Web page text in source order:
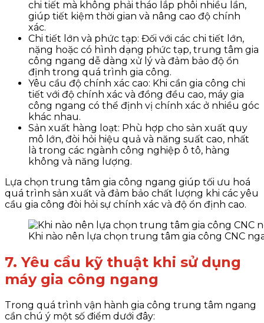
chi tiết mà không phải tháo lắp phôi nhiều lần,
giúp tiết kiệm thời gian và nâng cao độ chính
xác.
Chi tiết lớn và phức tạp: Đối với các chi tiết lớn,
nặng hoặc có hình dạng phức tạp, trung tâm gia
công ngang dễ dàng xử lý và đảm bảo độ ổn
định trong quá trình gia công.
Yêu cầu độ chính xác cao: Khi cần gia công chi
tiết với độ chính xác và đồng đều cao, máy gia
công ngang có thể định vị chính xác ở nhiều góc
khác nhau.
Sản xuất hàng loạt: Phù hợp cho sản xuất quy
mô lớn, đòi hỏi hiệu quả và năng suất cao, nhất
là trong các ngành công nghiệp ô tô, hàng
không và năng lượng.
Lựa chọn trung tâm gia công ngang giúp tối ưu hoá
quá trình sản xuất và đảm bảo chất lượng khi các yêu
cầu gia công đòi hỏi sự chính xác và độ ổn định cao.
Khi nào nên lựa chọn trung tâm gia công CNC
7. Yêu cầu kỹ thuật khi sử dụng
máy gia công ngang
Trong quá trình vận hành gia công trung tâm ngang
cần chú ý một số điểm dưới đây: